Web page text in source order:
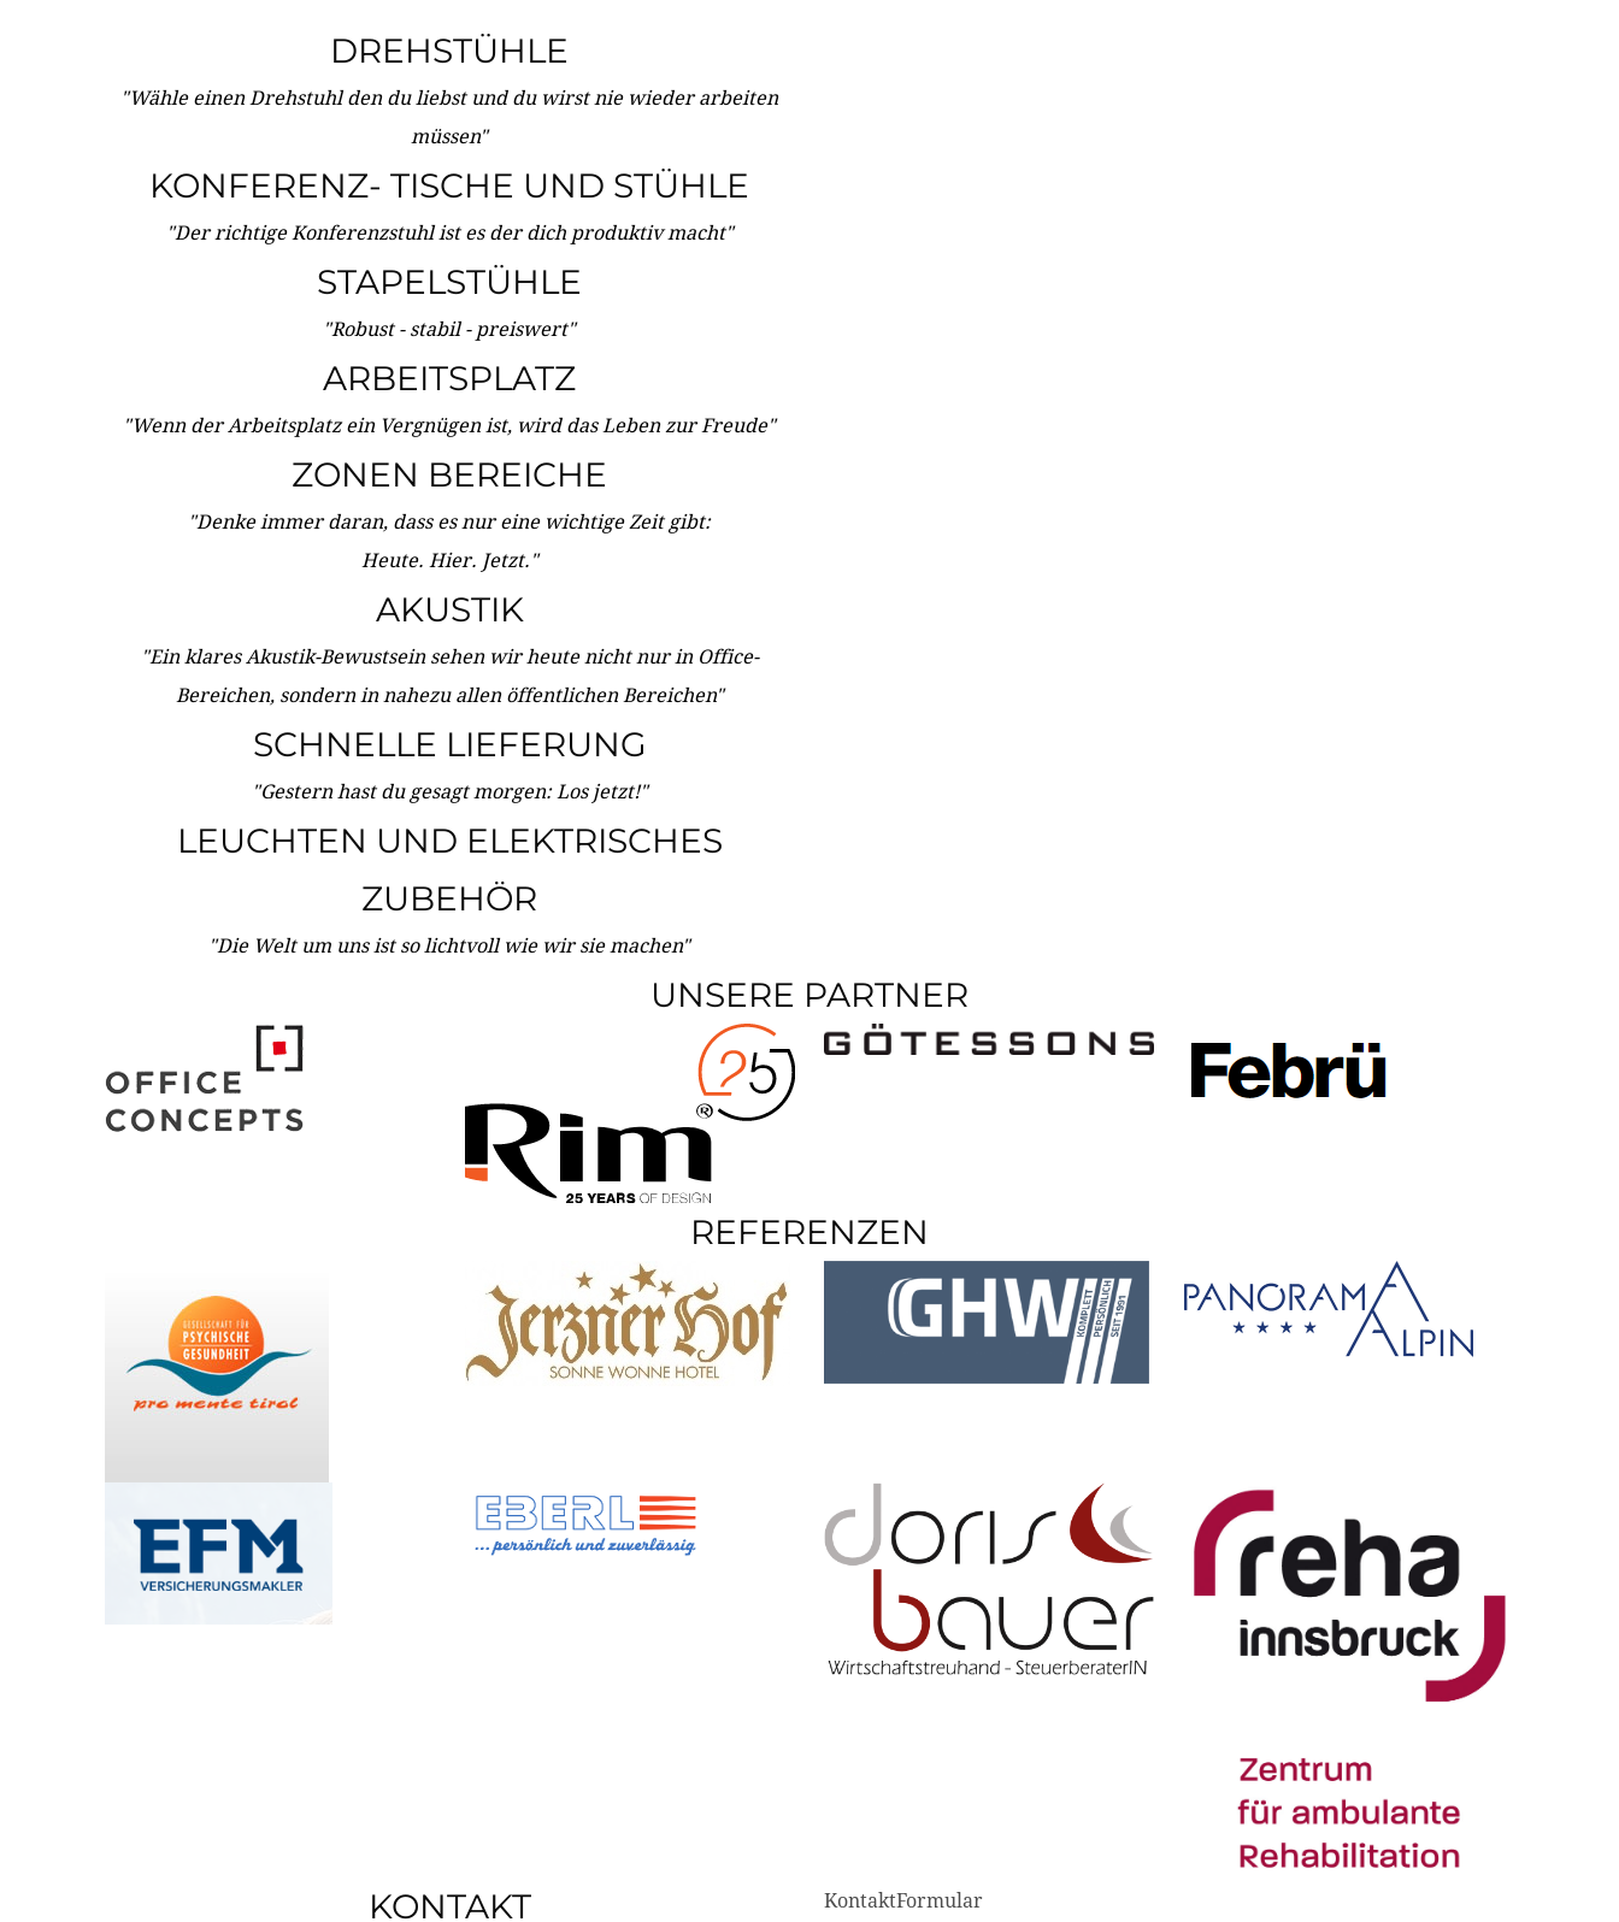
DREHSTÜHLE
"Wähle einen Drehstuhl den du liebst und du wirst nie wieder arbeiten
müssen"
KONFERENZ- TISCHE UND STÜHLE
"Der richtige Konferenzstuhl ist es der dich produktiv macht"
STAPELSTÜHLE
"Robust - stabil - preiswert"
ARBEITSPLATZ
"Wenn der Arbeitsplatz ein Vergnügen ist, wird das Leben zur Freude"
ZONEN BEREICHE
"Denke immer daran, dass es nur eine wichtige Zeit gibt:
Heute. Hier. Jetzt."
AKUSTIK
"Ein klares Akustik-Bewustsein sehen wir heute nicht nur in Office-
Bereichen, sondern in nahezu allen öffentlichen Bereichen"
SCHNELLE LIEFERUNG
"Gestern hast du gesagt morgen: Los jetzt!"
LEUCHTEN UND ELEKTRISCHES
ZUBEHÖR
"Die Welt um uns ist so lichtvoll wie wir sie machen"
UNSERE PARTNER
REFERENZEN
KONTAKT KontaktFormular